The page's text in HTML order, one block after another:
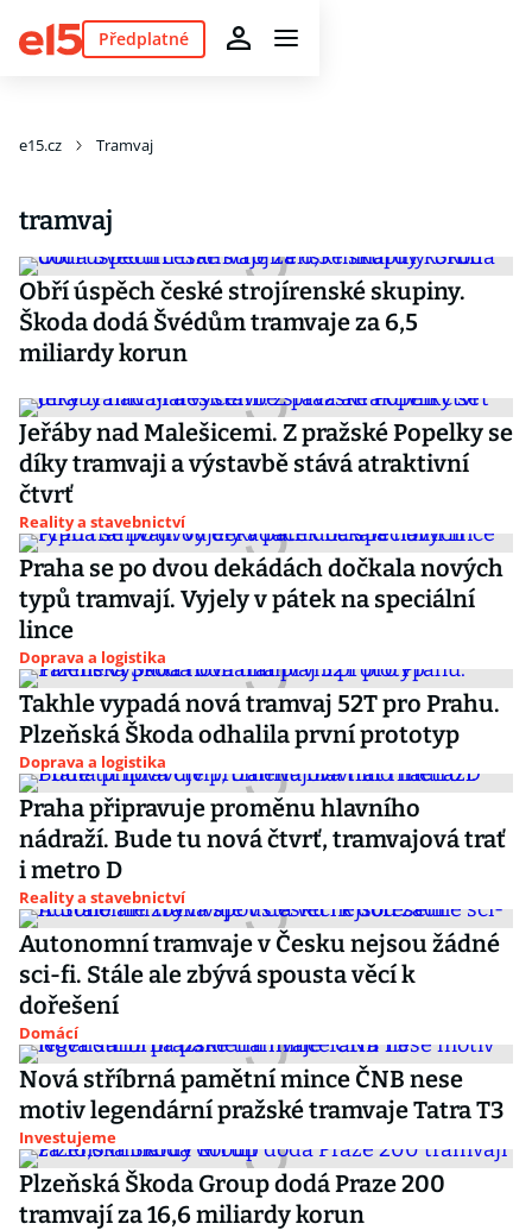
Předplatné
e15.cz Tramvaj
tramvaj
Obří úspěch české strojírenské skupiny.
Škoda dodá Švédům tramvaje za 6,5
miliardy korun
Jeřáby nad Malešicemi. Z pražské Popelky se
díky tramvaji a výstavbě stává atraktivní
čtvrť
Reality a stavebnictví
Praha se po dvou dekádách dočkala nových
typů tramvají. Vyjely v pátek na speciální
lince
Doprava a logistika
Takhle vypadá nová tramvaj 52T pro Prahu.
Plzeňská Škoda odhalila první prototyp
Doprava a logistika
Praha připravuje proměnu hlavního
nádraží. Bude tu nová čtvrť, tramvajová trať
i metro D
Reality a stavebnictví
Autonomní tramvaje v Česku nejsou žádné
sci-fi. Stále ale zbývá spousta věcí k
dořešení
Domácí
Nová stříbrná pamětní mince ČNB nese
motiv legendární pražské tramvaje Tatra T3
Investujeme
Plzeňská Škoda Group dodá Praze 200
tramvají za 16,6 miliardy korun